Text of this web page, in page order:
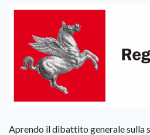
Aprendo il dibattito generale sulla